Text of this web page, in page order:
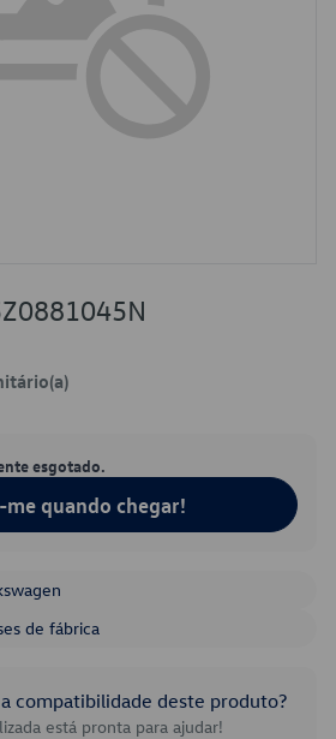
esgotado.
me quando chegar!
de fábrica
compatibilidade deste produto?
está pronta para ajudar!